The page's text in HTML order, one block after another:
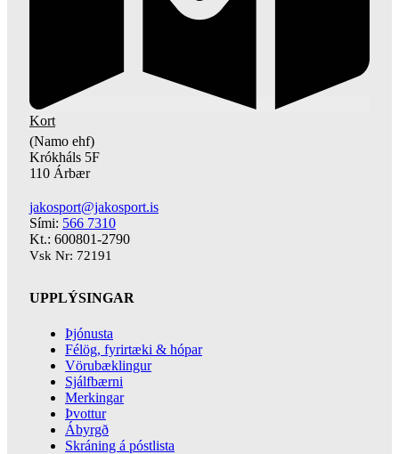
Kort
(Namo ehf)
Krókháls 5F
110 Árbær
jakosport@jakosport.is
Sími: 566 7310
Kt.: 600801-2790
Vsk Nr: 72191
UPPLÝSINGAR
Þjónusta
Félög, fyrirtæki & hópar
Vörubæklingur
Sjálfbærni
Merkingar
Þvottur
Ábyrgð
Skráning á póstlista